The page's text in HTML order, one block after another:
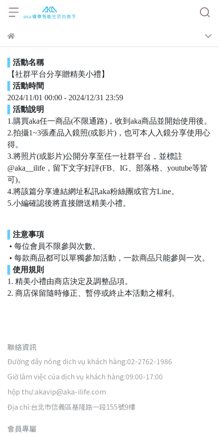
活動名稱
【社群平台分享贈精美小禮】
活動時間
2024/11/01 00:00 - 2024/12/31 23:59
活動說明
1.購買aka任一商品(不限通路)，收到aka商品並開始使用後。
2.拍攝1~3張產品入鏡照(或影片)，也可本人入鏡分享使用心
得。
3.將照片(或影片)公開分享至任一社群平台，並標註
@aka__ilife，留下文字好評(FB、IG、部落格、youtube等皆
可)。
4.將該篇分享連結網址私訊aka粉絲團或官方Line。
5.小編確認後將直接贈送精美小禮。
注意事項
• 每位會員不限參與次數。
• 每款商品都可以單獨參加活動，一款商品只能參與一次。
使用規則
1. 精美小禮由商店決定及調整品項。
2. 商店保留隨時修正、暫停或終止本活動之權利。
聯絡資訊
Đường dây nóng dịch vụ khách hàng:02-2762-1986
Giờ làm việc của dịch vụ khách hàng:09:00-17:00
hộp thư:akavip@aka-ilife.com
Địa chỉ:台北市信義區基隆路一段155號9樓
會員專屬